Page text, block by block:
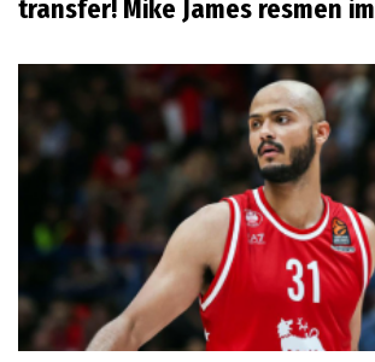
transfer! Mike James resmen